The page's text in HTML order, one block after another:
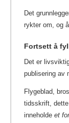
Det
rykter om, og
Fortsett å
Det er
publisering av
Flygeblad,
tidsskrift,
inneholde et